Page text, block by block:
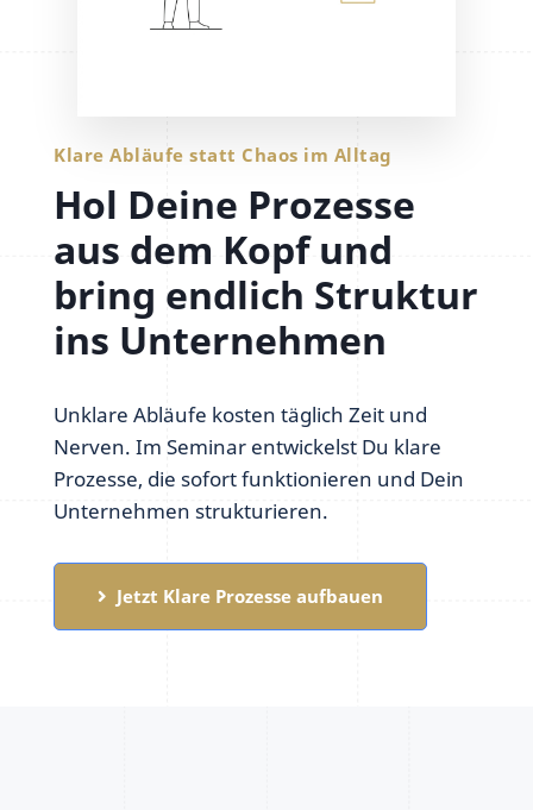
Klare Abläufe statt Chaos im Alltag
Hol Deine Prozesse
aus dem Kopf und
bring endlich Struktur
ins Unternehmen
Unklare Abläufe kosten täglich Zeit und
Nerven. Im Seminar entwickelst Du klare
Prozesse, die sofort funktionieren und Dein
Unternehmen strukturieren.
Jetzt Klare Prozesse aufbauen